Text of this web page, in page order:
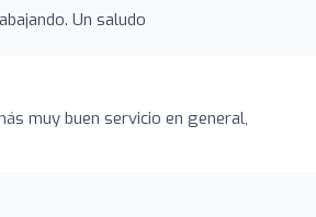
Un saludo
muy buen servicio en general,